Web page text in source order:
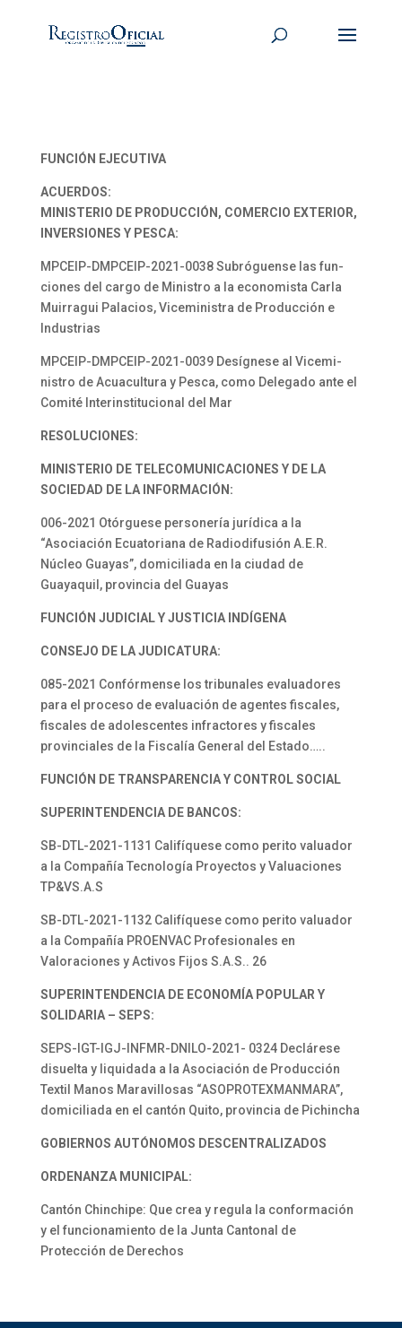
FUNCIÓN EJECUTIVA
ACUERDOS:
MINISTERIO DE PRODUCCIÓN, COMERCIO EXTERIOR,
INVERSIONES Y PESCA:
MPCEIP-DMPCEIP-2021-0038 Subróguense las fun-
ciones del cargo de Ministro a la economista Carla
Muirragui Palacios, Viceministra de Producción e
Industrias
MPCEIP-DMPCEIP-2021-0039 Desígnese al Vicemi-
nistro de Acuacultura y Pesca, como Delegado ante el
Comité Interinstitucional del Mar
RESOLUCIONES:
MINISTERIO DE TELECOMUNICACIONES Y DE LA
SOCIEDAD DE LA INFORMACIÓN:
006-2021 Otórguese personería jurídica a la
“Asociación Ecuatoriana de Radiodifusión A.E.R.
Núcleo Guayas”, domiciliada en la ciudad de
Guayaquil, provincia del Guayas
FUNCIÓN JUDICIAL Y JUSTICIA INDÍGENA
CONSEJO DE LA JUDICATURA:
085-2021 Confórmense los tribunales evaluadores
para el proceso de evaluación de agentes fiscales,
fiscales de adolescentes infractores y fiscales
provinciales de la Fiscalía General del Estado…..
FUNCIÓN DE TRANSPARENCIA Y CONTROL SOCIAL
SUPERINTENDENCIA DE BANCOS:
SB-DTL-2021-1131 Califíquese como perito valuador
a la Compañía Tecnología Proyectos y Valuaciones
TP&VS.A.S
SB-DTL-2021-1132 Califíquese como perito valuador
a la Compañía PROENVAC Profesionales en
Valoraciones y Activos Fijos S.A.S.. 26
SUPERINTENDENCIA DE ECONOMÍA POPULAR Y
SOLIDARIA – SEPS:
SEPS-IGT-IGJ-INFMR-DNILO-2021- 0324 Declárese
disuelta y liquidada a la Asociación de Producción
Textil Manos Maravillosas “ASOPROTEXMANMARA”,
domiciliada en el cantón Quito, provincia de Pichincha
GOBIERNOS AUTÓNOMOS DESCENTRALIZADOS
ORDENANZA MUNICIPAL:
Cantón Chinchipe: Que crea y regula la conformación
y el funcionamiento de la Junta Cantonal de
Protección de Derechos